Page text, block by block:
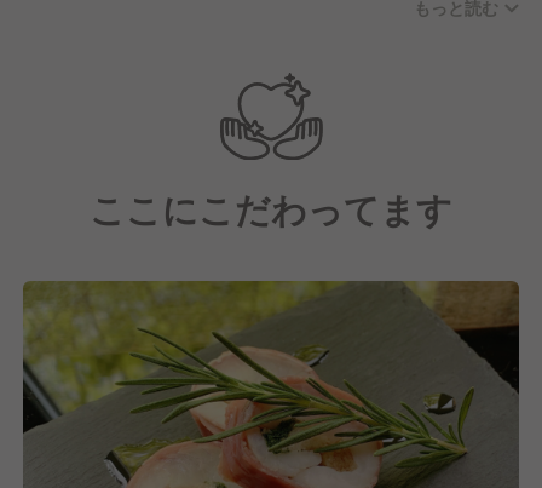
また、小規模ホテルだからこそ人間関係は密で、チー
ム全体で連携しながらコミュニケーションを大切にし
ただ仲が良いだけでなく、一人ひとりがプロとしての
プライドを持ち、お互いをリスペクトし合い、協調性
を持って仕事に取り組んでいる職場です。
《求める人物像》
当ホテルでは技術ではなく、人間性を特に重要視して
います。
技術は一緒に働く中で成長できますが、生まれ持った
性格や人間性を修正していくのは難しいと考えている
からです。
もっと読む
ここにこだわってます